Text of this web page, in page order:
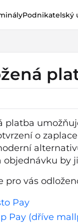
Podnikatelský
platba
o
objednávku by
pro vás
Pay
Pay (dříve